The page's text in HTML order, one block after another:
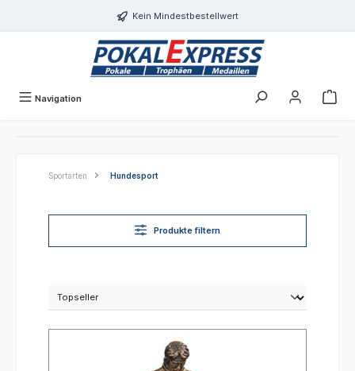
Kein Mindestbestellwert
Navigation
Sportarten Hundesport
Produkte filtern